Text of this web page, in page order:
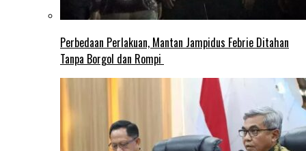
Perbedaan Perlakuan, Mantan Jampidus Febrie Ditahan
Tanpa Borgol dan Rompi